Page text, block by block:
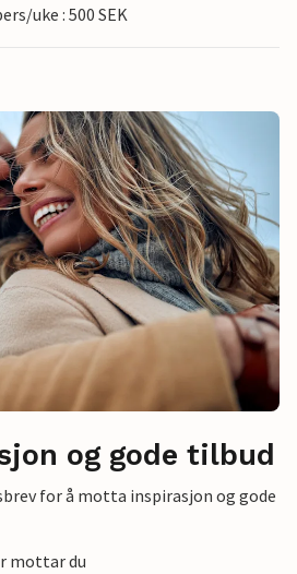
uke : 500 SEK
og gode tilbud
for å motta inspirasjon og gode
mottar du